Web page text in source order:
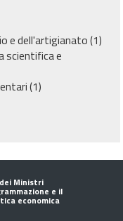
e dell'artigianato(1)
scientifica e
(1)
Ministri
e il
economica